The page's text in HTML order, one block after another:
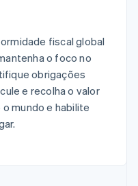
fins
fiscal global
o foco no
obrigações
e recolha o valor
mundo e habilite